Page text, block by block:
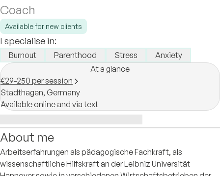
Coach
Available for new clients
I specialise in:
Burnout Parenthood Stress
Anxiety
At a glance
€29-250 per session
Stadthagen, Germany
Available online and via text
About me
Arbeitserfahrungen als pädagogische Fachkraft, als
wissenschaftliche Hilfskraft an der Leibniz Universität